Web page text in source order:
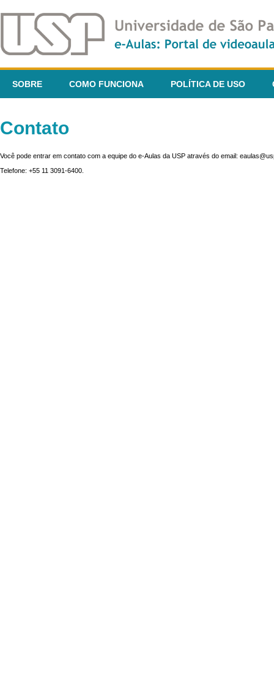
SOBRE COMO FUNCIONA POLÍTICA DE USO
Contato
Você pode entrar em contato com a equipe do e-Aulas da USP através do email:
Telefone: +55 11 3091-6400.